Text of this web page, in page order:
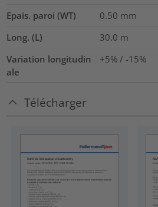
Epais. paroi (WT) 0.50 mm
Long. (L)
30.0 m
Variation longitudin
ale
+5% / -15%
Télécharger